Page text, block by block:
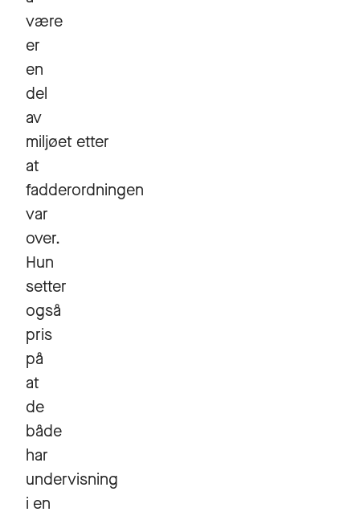
være
er
en
del
av
miljøet etter
at
fadderordningen
var
over.
Hun
setter
også
pris
på
at
de
både
har
undervisning
i en